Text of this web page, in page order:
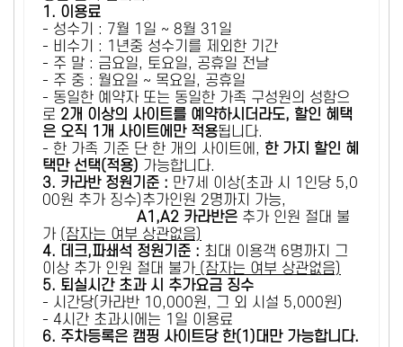
1. 이용료
- 성수기 : 7월 1일 ~ 8월 31일
- 비수기 : 1년중 성수기를 제외한 기간
- 주 말 : 금요일, 토요일, 공휴일 전날
- 주 중 : 월요일 ~ 목요일, 공휴일
- 동일한 예약자 또는 동일한 가족 구성원의 성함으
로 2개 이상의 사이트를 예약하시더라도, 할인 혜택
은 오직 1개 사이트에만 적용됩니다.
- 한 가족 기준 단 한 개의 사이트에, 한 가지 할인 혜
택만 선택(적용) 가능합니다.
3. 카라반 정원기준 : 만7세 이상(초과 시 1인당 5,0
00원 추가 징수)추가인원 2명까지 가능,
A1,A2 카라반은 추가 인원 절대 불
가 (잠자는 여부 상관없음)
4. 데크,파쇄석 정원기준 : ​최대 이용객 6명까지 그
이상 추가 인원 절대 불가 (잠자는 여부 상관없음)
5. 퇴실시간 초과 시 추가요금 징수
- 시간당(카라반 10,000원, 그 외 시설 5,000원)
- 4시간 초과시에는 1일 이용료
6. 주차등록은 캠핑 사이트당 한(1)대만 가능합니다.